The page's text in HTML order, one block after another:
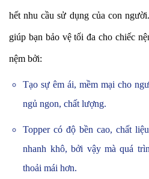
hết nhu cầu sử dụng của con
giúp bạn bảo vệ tối đa cho chiếc
nệm bởi:
Tạo sự êm ái, mềm mại cho
ngủ ngon, chất lượng.
Topper có độ bền cao, chất
nhanh khô, bởi vậy mà quá
thoải mái hơn.